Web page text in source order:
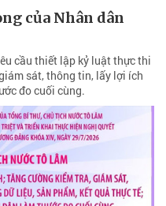
của Nhân dân
cầu thiết lập kỷ luật thực thi
sát, thông tin, lấy lợi ích
đo cuối cùng.